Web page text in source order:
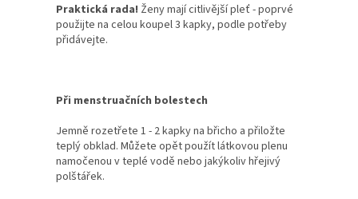
Praktická rada! Ženy mají citlivější pleť - poprvé
použijte na celou koupel 3 kapky, podle potřeby
přidávejte.
Při menstruačních bolestech
Jemně rozetřete 1 - 2 kapky na břicho a přiložte
teplý obklad. Můžete opět použít látkovou plenu
namočenou v teplé vodě nebo jakýkoliv hřejivý
polštářek.